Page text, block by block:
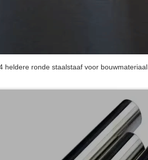
heldere ronde staalstaaf voor bouwmateriaal